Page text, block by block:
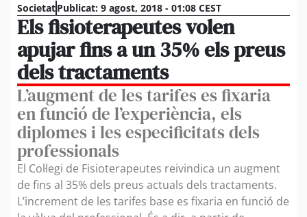
SocietatPublicat: 9 agost, 2018 - 01:08 CEST
Els fisioterapeutes volen
apujar fins a un 35% els preus
dels tractaments
L’augment de les tarifes es fixaria
en funció de l’experiència, els
diplomes i les especificitats dels
professionals
El Col·legi de Fisioterapeutes reivindica un augment
de fins al 35% dels preus actuals dels tractaments.
L’increment de les tarifes base es fixaria en funció de